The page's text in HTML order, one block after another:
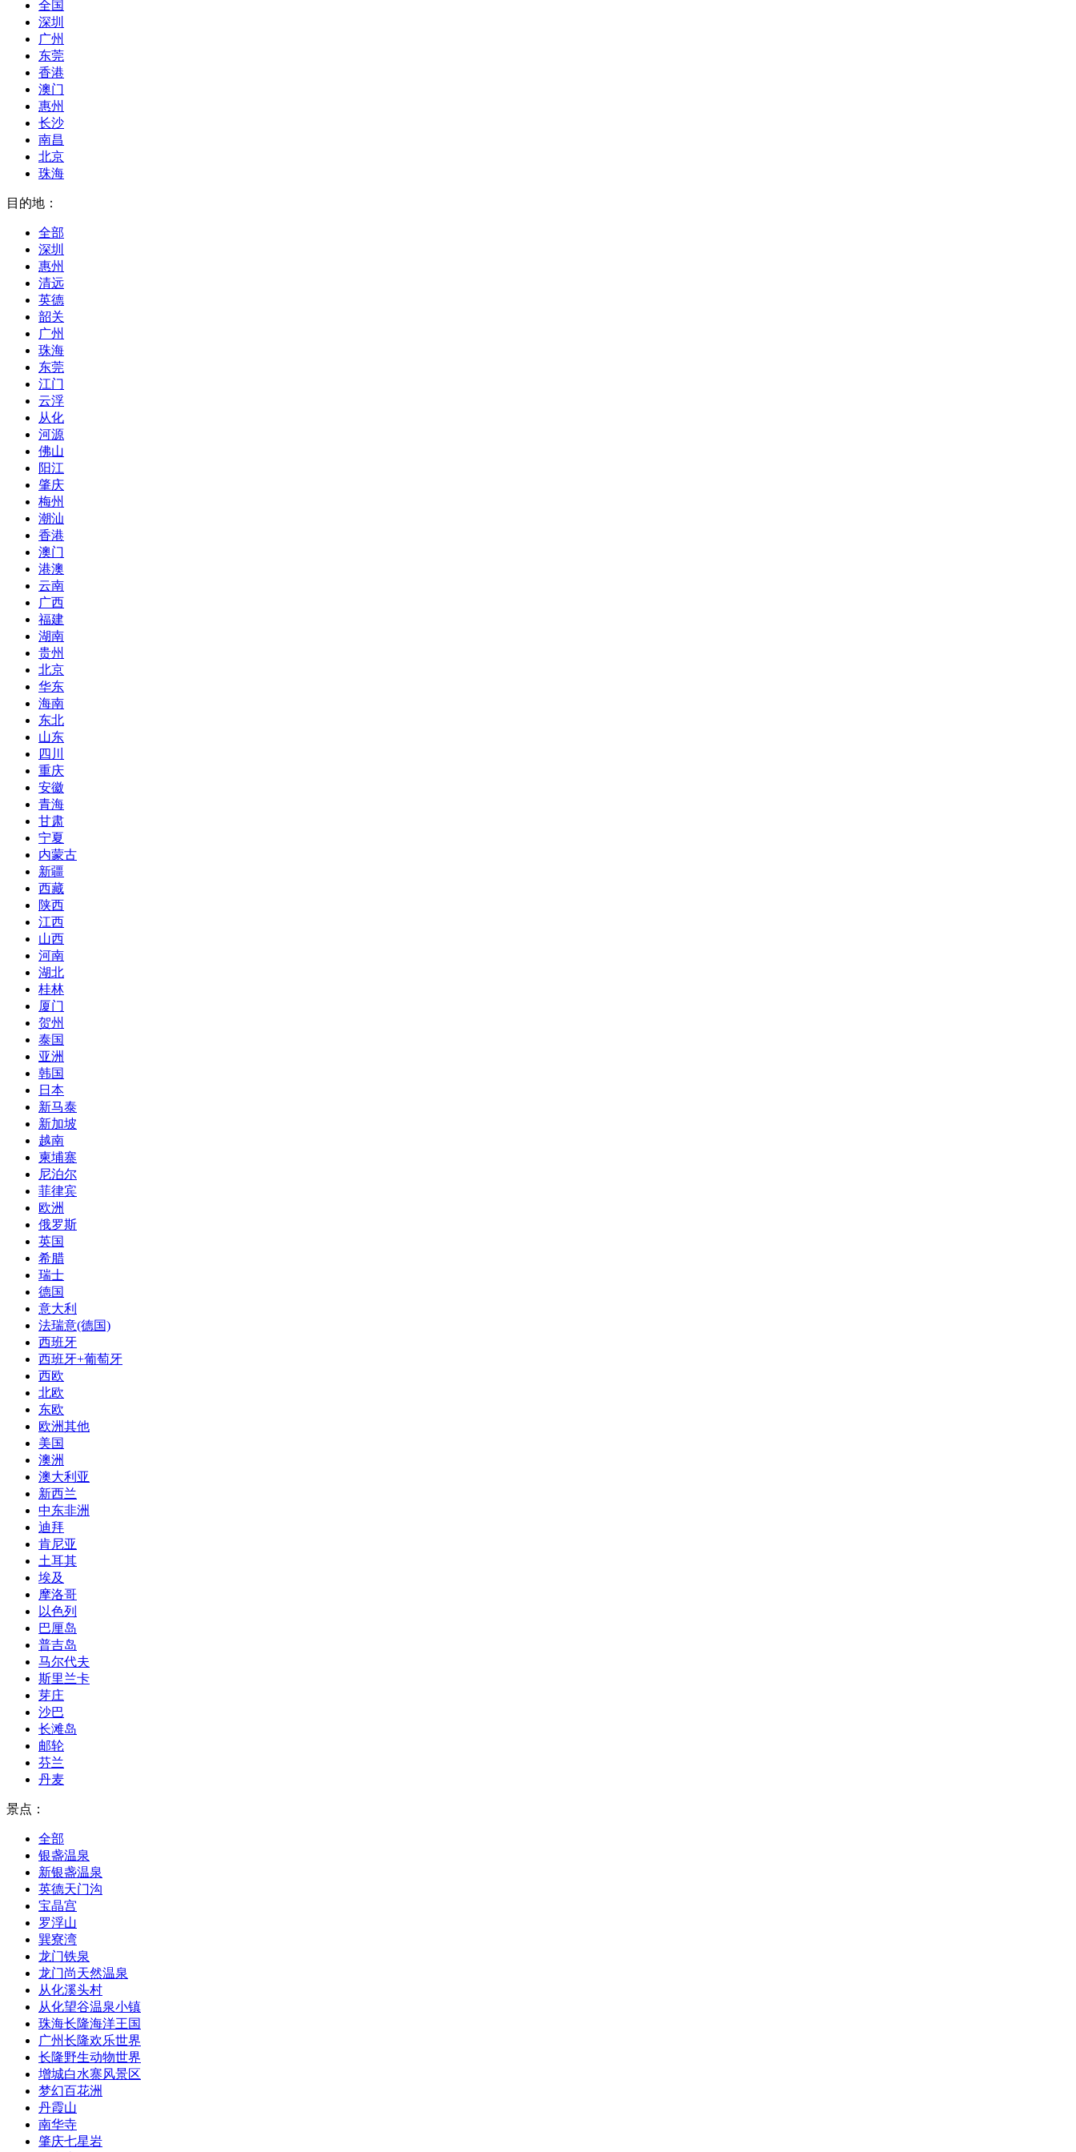
全国
深圳
广州
东莞
香港
澳门
惠州
长沙
南昌
北京
珠海
目的地：
全部
深圳
惠州
清远
英德
韶关
广州
珠海
东莞
江门
云浮
从化
河源
佛山
阳江
肇庆
梅州
潮汕
香港
澳门
港澳
云南
广西
福建
湖南
贵州
北京
华东
海南
东北
山东
四川
重庆
安徽
青海
甘肃
宁夏
内蒙古
新疆
西藏
陕西
江西
山西
河南
湖北
桂林
厦门
贺州
泰国
亚洲
韩国
日本
新马泰
新加坡
越南
柬埔寨
尼泊尔
菲律宾
欧洲
俄罗斯
英国
希腊
瑞士
德国
意大利
法瑞意(德国)
西班牙
西班牙+葡萄牙
西欧
北欧
东欧
欧洲其他
美国
澳洲
澳大利亚
新西兰
中东非洲
迪拜
肯尼亚
土耳其
埃及
摩洛哥
以色列
巴厘岛
普吉岛
马尔代夫
斯里兰卡
芽庄
沙巴
长滩岛
邮轮
芬兰
丹麦
景点：
全部
银盏温泉
新银盏温泉
英德天门沟
宝晶宫
罗浮山
巽寮湾
龙门铁泉
龙门尚天然温泉
从化溪头村
从化望谷温泉小镇
珠海长隆海洋王国
广州长隆欢乐世界
长隆野生动物世界
增城白水寨风景区
梦幻百花洲
丹霞山
南华寺
肇庆七星岩